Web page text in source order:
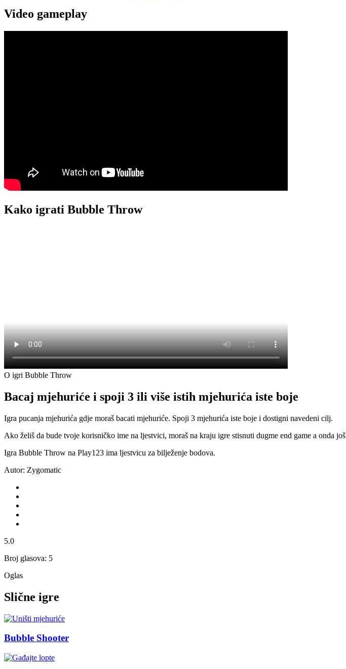
Video gameplay
Kako igrati Bubble Throw
O igri Bubble Throw
Bacaj mjehuriće i spoji 3 ili više istih mjehurića iste boje
Igra pucanja mjehurića gdje moraš bacati mjehuriće. Spoji 3 mjehurića iste boje i dostigni navedeni cilj.
Ako želiš da bude tvoje korisničko ime na ljestvici, moraš na kraju igre stisnuti dugme end game a onda još
Igra Bubble Throw na Play123 ima ljestvicu za bilježenje bodova.
Autor: Zygomatic
5.0
Broj glasova: 5
Oglas
Slične igre
Bubble Shooter